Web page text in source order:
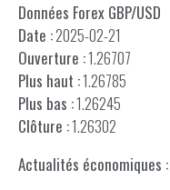
Données Forex GBP/USD
Date :2025-02-21
Ouverture :1.26707
Plus haut :1.26785
Plus bas :1.26245
Clôture :1.26302
Actualités économiques :